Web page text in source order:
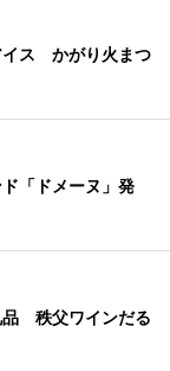
イス かがり火まつ
「ドメーヌ」発
品 秩父ワインだる